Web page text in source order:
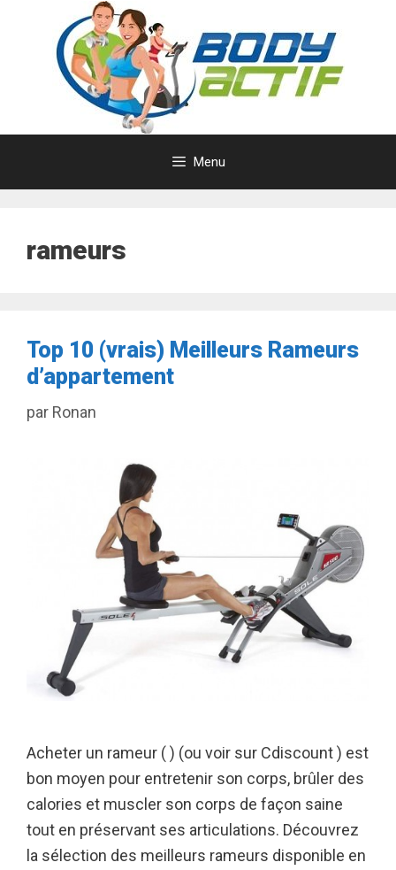
contenu
Menu
rameurs
Top 10 (vrais) Meilleurs Rameurs
d’appartement
par Ronan
Acheter un rameur ( ) (ou voir sur Cdiscount ) est
bon moyen pour entretenir son corps, brûler des
calories et muscler son corps de façon saine
tout en préservant ses articulations. Découvrez
la sélection des meilleurs rameurs disponible en